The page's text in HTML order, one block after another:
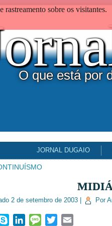
O que está por
JORNAL DUGAIO
2 de setembro de 2003| Por
Skype LinkedInMessage
Twitter
rastreamento sobre os visitantes.